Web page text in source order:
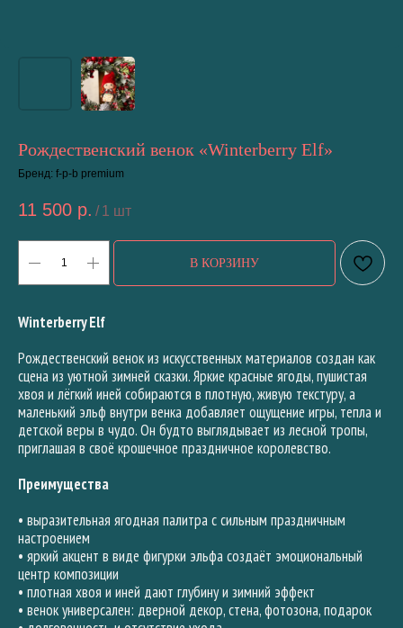
Рождественский венок «Winterberry Elf»
Бренд: f-p-b premium
11 500 р. / 1 шт
В КОРЗИНУ
Winterberry Elf
Рождественский венок из искусственных материалов создан как
сцена из уютной зимней сказки. Яркие красные ягоды, пушистая
хвоя и лёгкий иней собираются в плотную, живую текстуру, а
маленький эльф внутри венка добавляет ощущение игры, тепла и
детской веры в чудо. Он будто выглядывает из лесной тропы,
приглашая в своё крошечное праздничное королевство.
Преимущества
• выразительная ягодная палитра с сильным праздничным
настроением
• яркий акцент в виде фигурки эльфа создаёт эмоциональный
центр композиции
• плотная хвоя и иней дают глубину и зимний эффект
• венок универсален: дверной декор, стена, фотозона, подарок